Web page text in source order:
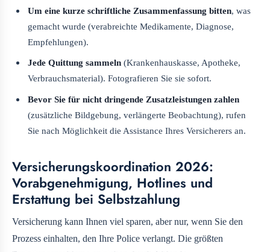
Um eine kurze schriftliche Zusammenfassung bitten, was
gemacht wurde (verabreichte Medikamente, Diagnose,
Empfehlungen).
Jede Quittung sammeln (Krankenhauskasse, Apotheke,
Verbrauchsmaterial). Fotografieren Sie sie sofort.
Bevor Sie für nicht dringende Zusatzleistungen zahlen
(zusätzliche Bildgebung, verlängerte Beobachtung), rufen
Sie nach Möglichkeit die Assistance Ihres Versicherers an.
Versicherungskoordination 2026:
Vorabgenehmigung, Hotlines und
Erstattung bei Selbstzahlung
Versicherung kann Ihnen viel sparen, aber nur, wenn Sie den
Prozess einhalten, den Ihre Police verlangt. Die größten